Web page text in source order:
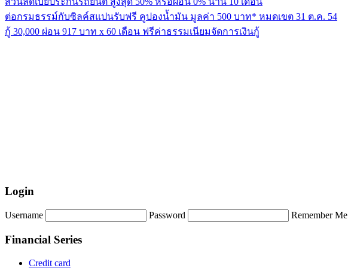
ต่อกรมธรรม์กับซิลค์สแปนรับฟรี คูปองน้ำมัน มูลค่า 500 บาท* หมดเขต 31 ต.ค. 54
กู้ 30,000 ผ่อน 917 บาท x 60 เดือน ฟรีค่าธรรมเนียมจัดการเงินกู้
Login
Username Password Remember Me
Financial Series
Credit card